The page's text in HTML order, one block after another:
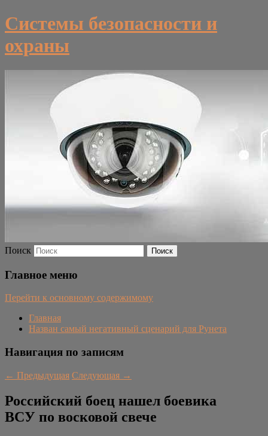
Системы безопасности и
охраны
Поиск
Главное меню
Перейти к основному содержимому
Главная
Назван самый негативный сценарий для Рунета
Навигация по записям
← Предыдущая Следующая →
Российский боец нашел боевика
ВСУ по восковой свече